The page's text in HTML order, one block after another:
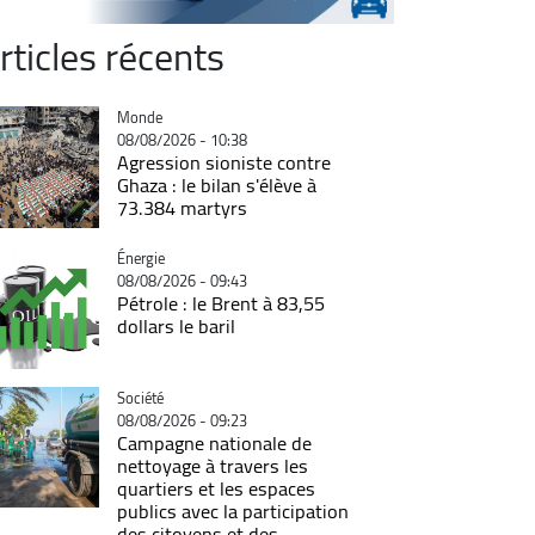
récents
Catégorie
Monde
08/08/2026 - 10:38
Agression sioniste contre
Ghaza : le bilan s'élève à
73.384 martyrs
Catégorie
Énergie
08/08/2026 - 09:43
Pétrole : le Brent à 83,55
dollars le baril
Catégorie
Société
08/08/2026 - 09:23
Campagne nationale de
nettoyage à travers les
quartiers et les espaces
publics avec la participation